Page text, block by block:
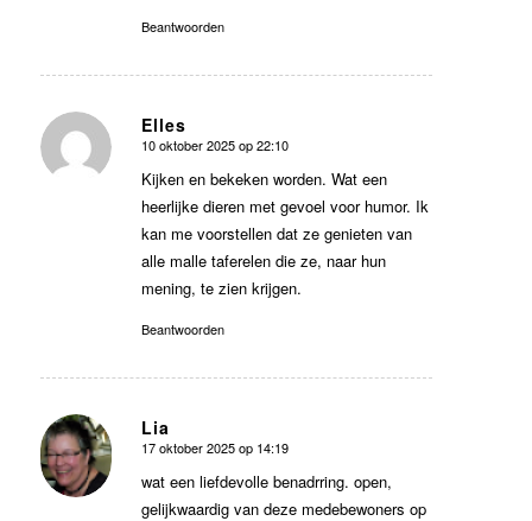
Beantwoorden
Elles
zegt:
10 oktober 2025 op 22:10
Kijken en bekeken worden. Wat een
heerlijke dieren met gevoel voor humor. Ik
kan me voorstellen dat ze genieten van
alle malle taferelen die ze, naar hun
mening, te zien krijgen.
Beantwoorden
Lia
zegt:
17 oktober 2025 op 14:19
wat een liefdevolle benadrring. open,
gelijkwaardig van deze medebewoners op